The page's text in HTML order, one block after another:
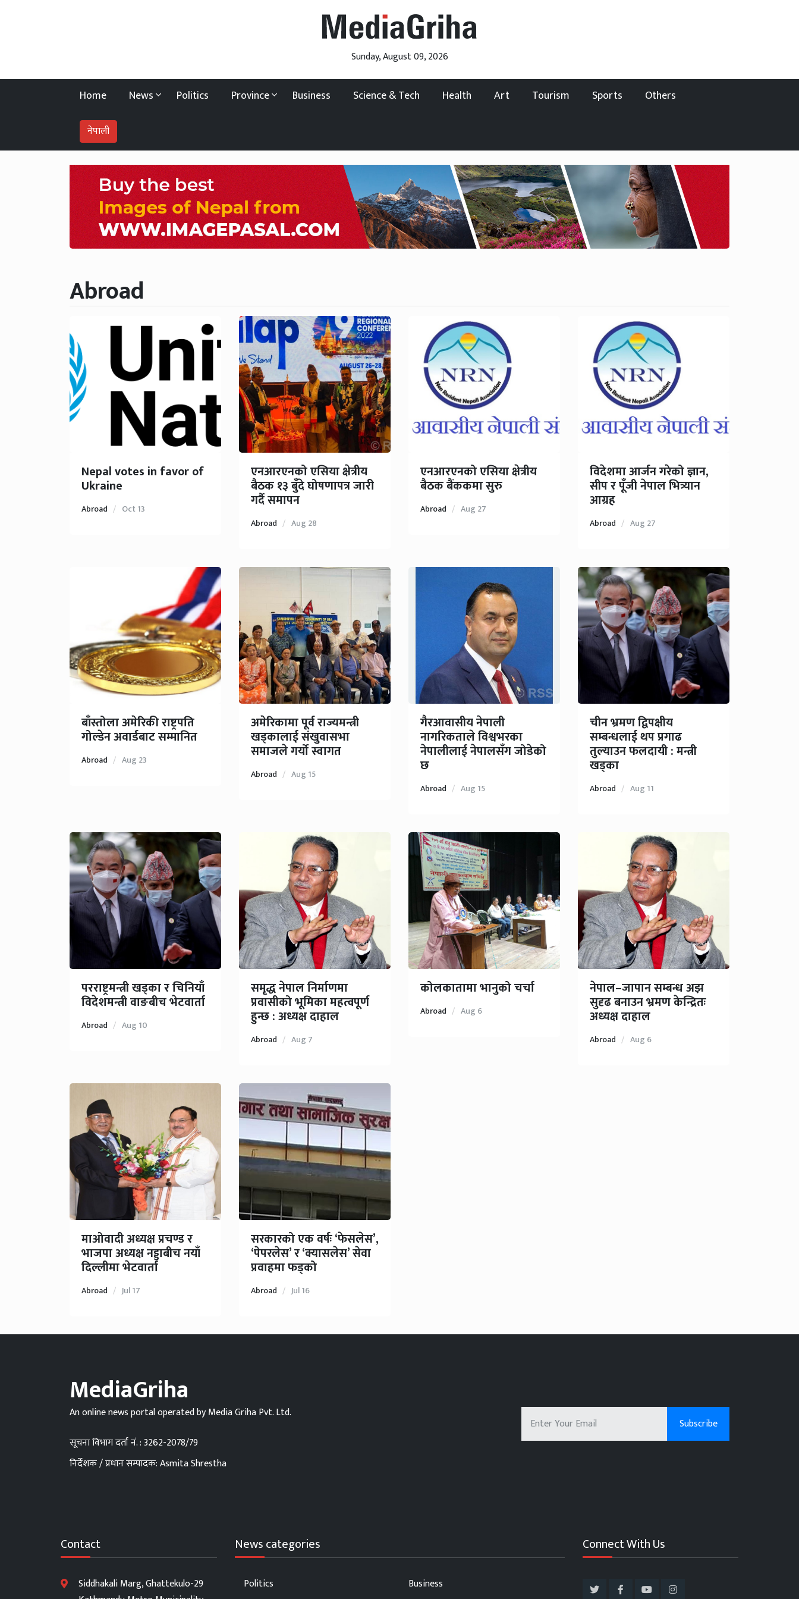
Sunday, August 09, 2026
Home News Politics Province Business Science & Tech Health Art Tourism Sports Others
नेपाली
Abroad
Nepal votes in favor of
Ukraine
Abroad Oct 13
एनआरएनको एसिया क्षेत्रीय
बैठक १३ बुँदे घोषणापत्र जारी
गर्दै समापन
Abroad Aug 28
एनआरएनको एसिया क्षेत्रीय
बैठक बैंककमा सुरु
Abroad Aug 27
विदेशमा आर्जन गरेको ज्ञान,
सीप र पूँजी नेपाल भित्र्यान
आग्रह
Abroad Aug 27
बाँस्तोला अमेरिकी राष्ट्रपति
गोल्डेन अवार्डबाट सम्मानित
Abroad Aug 23
अमेरिकामा पूर्व राज्यमन्त्री
खड्कालाई संखुवासभा
समाजले गर्यो स्वागत
Abroad Aug 15
गैरआवासीय नेपाली
नागरिकताले विश्वभरका
नेपालीलाई नेपालसँग जोडेको
छ
Abroad Aug 15
चीन भ्रमण द्विपक्षीय
सम्बन्धलाई थप प्रगाढ
तुल्याउन फलदायी : मन्त्री
खड्का
Abroad Aug 11
परराष्ट्रमन्त्री खड्का र चिनियाँ
विदेशमन्त्री वाङबीच भेटवार्ता
Abroad Aug 10
समृद्ध नेपाल निर्माणमा
प्रवासीको भूमिका महत्वपूर्ण
हुन्छ : अध्यक्ष दाहाल
Abroad Aug 7
कोलकातामा भानुको चर्चा
Abroad Aug 6
नेपाल–जापान सम्बन्ध अझ
सुदृढ बनाउन भ्रमण केन्द्रितः
अध्यक्ष दाहाल
Abroad Aug 6
माओवादी अध्यक्ष प्रचण्ड र
भाजपा अध्यक्ष नड्डाबीच नयाँ
दिल्लीमा भेटवार्ता
Abroad Jul 17
सरकारको एक वर्षः ‘फेसलेस’,
‘पेपरलेस’ र ‘क्यासलेस’ सेवा
प्रवाहमा फड्को
Abroad Jul 16
MediaGriha
An online news portal operated by Media Griha Pvt. Ltd.
सूचना विभाग दर्ता नं. : 3262-2078/79
निर्देशक / प्रधान सम्पादक: Asmita Shrestha
Contact
Siddhakali Marg, Ghattekulo-29
News categories
Politics
Business
Connect With Us